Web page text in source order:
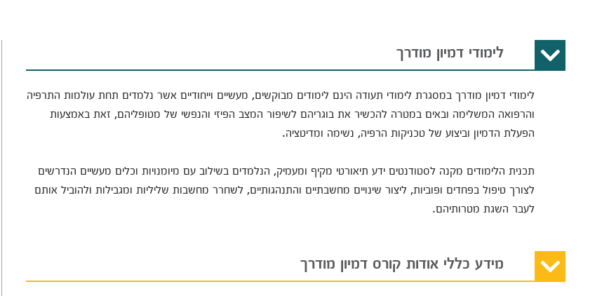
לימודי דמיון מודרך
לימודי דמיון מודרך במסגרת לימודי תעודה הינם לימודים מבוקשים, מעשיים וייחודיים אשר נלמדים תחת עולמות התרפיה
והרפואה המשלימה ובאים במטרה להכשיר את בוגריהם לשיפור המצב הפיזי והנפשי של מטופליהם, זאת באמצעות
הפעלת הדמיון וביצוע של טכניקות הרפיה, נשימה ומדיטציה.
תכנית הלימודים מקנה לסטודנטים ידע תיאורטי מקיף ומעמיק, הנלמדים בשילוב עם מיומנויות וכלים מעשיים הנדרשים
לצורך טיפול בפחדים ופוביות, ליצור שינויים מחשבתיים והתנהגותיים, לשחרר מחשבות שליליות ומגבילות ולהוביל אותם
לעבר השגת מטרותיהם.
מידע כללי אודות קורס דמיון מודרך